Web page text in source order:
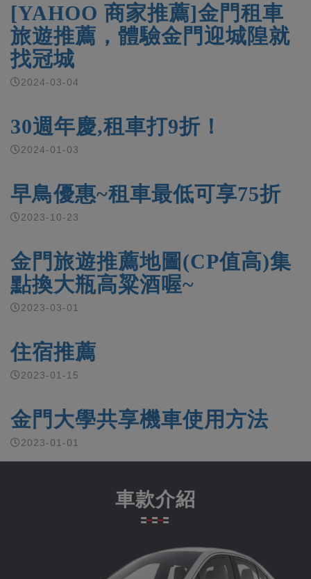
[YAHOO 商家推薦]金門租車
旅遊推薦，體驗金門迎城隍就
找冠城
2024-03-04
30週年慶,租車打9折！
2024-01-03
早鳥優惠~租車最低可享75折
2023-10-23
金門旅遊推薦地圖(CP值高)集
點換大瓶高粱酒喔~
2023-03-01
住宿推薦
2023-01-15
金門大學共享機車使用方法
2023-01-01
車款介紹